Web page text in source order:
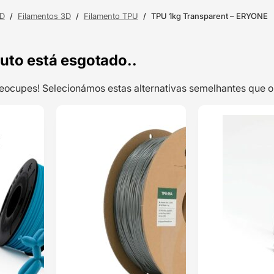
/ Filamentos 3D / Filamento TPU / TPU 1kg Transparent – ERYONE
está esgotado..
Selecionámos estas alternativas semelhantes que
Filaflex TPE
82A 250g Blue
– RECREUS
Classificado
com
em 5 com
base em
classificação
20,79
ENVIO 24H